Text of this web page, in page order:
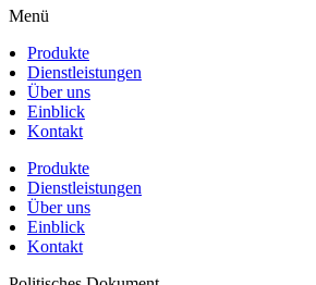
Menü
Produkte
Dienstleistungen
Über uns
Einblick
Kontakt
Produkte
Dienstleistungen
Über uns
Einblick
Kontakt